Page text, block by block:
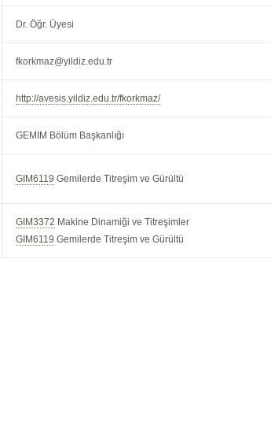
Dr. Öğr. Üyesi
fkorkmaz@yildiz.edu.tr
http://avesis.yildiz.edu.tr/fkorkmaz/
GEMIM Bölüm Başkanlığı
GIM6119 Gemilerde Titreşim ve Gürültü
GIM3372 Makine Dinamiği ve Titreşimler
GIM6119 Gemilerde Titreşim ve Gürültü